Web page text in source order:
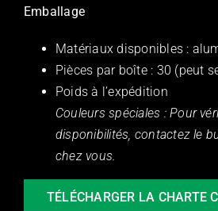
Emballage
Matériaux disponibles :
Pièces par boîte : 30 (peut
Poids à l’expédition
Couleurs spéciales : Pour
disponibilités, contactez le
chez vous.
TÉLÉCHARGER LA CHARTE